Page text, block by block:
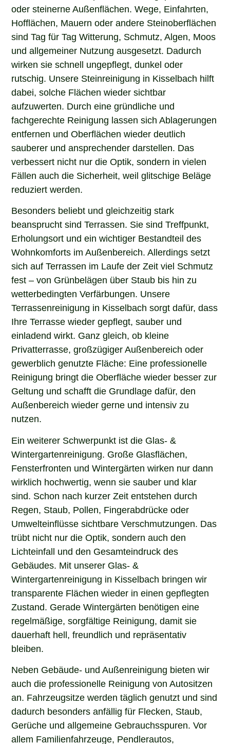
oder steinerne Außenflächen. Wege, Einfahrten,
Hofflächen, Mauern oder andere Steinoberflächen
sind Tag für Tag Witterung, Schmutz, Algen, Moos
und allgemeiner Nutzung ausgesetzt. Dadurch
wirken sie schnell ungepflegt, dunkel oder
rutschig. Unsere Steinreinigung in Kisselbach hilft
dabei, solche Flächen wieder sichtbar
aufzuwerten. Durch eine gründliche und
fachgerechte Reinigung lassen sich Ablagerungen
entfernen und Oberflächen wieder deutlich
sauberer und ansprechender darstellen. Das
verbessert nicht nur die Optik, sondern in vielen
Fällen auch die Sicherheit, weil glitschige Beläge
reduziert werden.
Besonders beliebt und gleichzeitig stark
beansprucht sind Terrassen. Sie sind Treffpunkt,
Erholungsort und ein wichtiger Bestandteil des
Wohnkomforts im Außenbereich. Allerdings setzt
sich auf Terrassen im Laufe der Zeit viel Schmutz
fest – von Grünbelägen über Staub bis hin zu
wetterbedingten Verfärbungen. Unsere
Terrassenreinigung in Kisselbach sorgt dafür, dass
Ihre Terrasse wieder gepflegt, sauber und
einladend wirkt. Ganz gleich, ob kleine
Privatterrasse, großzügiger Außenbereich oder
gewerblich genutzte Fläche: Eine professionelle
Reinigung bringt die Oberfläche wieder besser zur
Geltung und schafft die Grundlage dafür, den
Außenbereich wieder gerne und intensiv zu
nutzen.
Ein weiterer Schwerpunkt ist die Glas- &
Wintergartenreinigung. Große Glasflächen,
Fensterfronten und Wintergärten wirken nur dann
wirklich hochwertig, wenn sie sauber und klar
sind. Schon nach kurzer Zeit entstehen durch
Regen, Staub, Pollen, Fingerabdrücke oder
Umwelteinflüsse sichtbare Verschmutzungen. Das
trübt nicht nur die Optik, sondern auch den
Lichteinfall und den Gesamteindruck des
Gebäudes. Mit unserer Glas- &
Wintergartenreinigung in Kisselbach bringen wir
transparente Flächen wieder in einen gepflegten
Zustand. Gerade Wintergärten benötigen eine
regelmäßige, sorgfältige Reinigung, damit sie
dauerhaft hell, freundlich und repräsentativ
bleiben.
Neben Gebäude- und Außenreinigung bieten wir
auch die professionelle Reinigung von Autositzen
an. Fahrzeugsitze werden täglich genutzt und sind
dadurch besonders anfällig für Flecken, Staub,
Gerüche und allgemeine Gebrauchsspuren. Vor
allem Familienfahrzeuge, Pendlerautos,